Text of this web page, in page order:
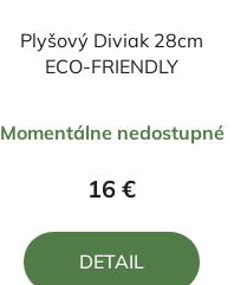
Plyšový Diviak 28cm
ECO-FRIENDLY
hodnotenie
produktu
5,0
z
Momentálne nedostupné
16 €
DETAIL